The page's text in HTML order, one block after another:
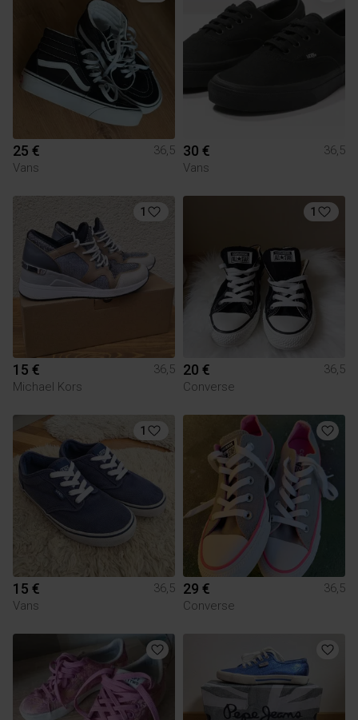
25 €
36,5
Vans
30 €
36,5
Vans
1
15 €
36,5
Michael Kors
1
20 €
36,5
Converse
1
15 €
36,5
Vans
29 €
36,5
Converse